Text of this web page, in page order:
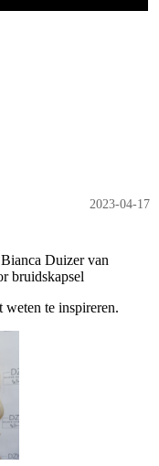
2023-04-17
Duizer van
bruidskapsel
weten te inspireren.